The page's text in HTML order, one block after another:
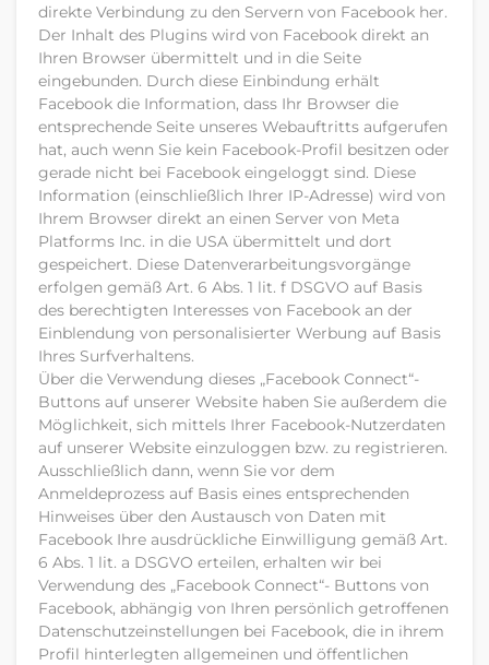
direkte Verbindung zu den Servern von Facebook her.
Der Inhalt des Plugins wird von Facebook direkt an
Ihren Browser übermittelt und in die Seite
eingebunden. Durch diese Einbindung erhält
Facebook die Information, dass Ihr Browser die
entsprechende Seite unseres Webauftritts aufgerufen
hat, auch wenn Sie kein Facebook-Profil besitzen oder
gerade nicht bei Facebook eingeloggt sind. Diese
Information (einschließlich Ihrer IP-Adresse) wird von
Ihrem Browser direkt an einen Server von Meta
Platforms Inc. in die USA übermittelt und dort
gespeichert. Diese Datenverarbeitungsvorgänge
erfolgen gemäß Art. 6 Abs. 1 lit. f DSGVO auf Basis
des berechtigten Interesses von Facebook an der
Einblendung von personalisierter Werbung auf Basis
Ihres Surfverhaltens.
Über die Verwendung dieses „Facebook Connect“-
Buttons auf unserer Website haben Sie außerdem die
Möglichkeit, sich mittels Ihrer Facebook-Nutzerdaten
auf unserer Website einzuloggen bzw. zu registrieren.
Ausschließlich dann, wenn Sie vor dem
Anmeldeprozess auf Basis eines entsprechenden
Hinweises über den Austausch von Daten mit
Facebook Ihre ausdrückliche Einwilligung gemäß Art.
6 Abs. 1 lit. a DSGVO erteilen, erhalten wir bei
Verwendung des „Facebook Connect“- Buttons von
Facebook, abhängig von Ihren persönlich getroffenen
Datenschutzeinstellungen bei Facebook, die in ihrem
Profil hinterlegten allgemeinen und öffentlichen